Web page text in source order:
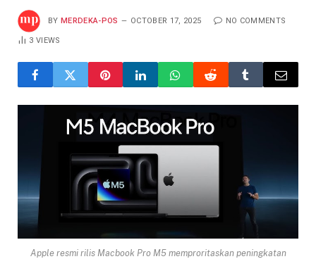
BY MERDEKA-POS OCTOBER 17, 2025 NO COMMENTS
3VIEWS
Apple resmi rilis Macbook Pro M5 memproritaskan peningkatan